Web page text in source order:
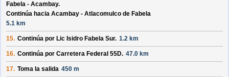
Fabela - Acambay.
Continúa hacia Acambay - Atlacomulco de Fabela
5.1 km
15. Continúa por Lic Isidro Fabela Sur. 1.2 km
16. Continúa por Carretera Federal 55D. 47.0 km
17. Toma la salida 450 m